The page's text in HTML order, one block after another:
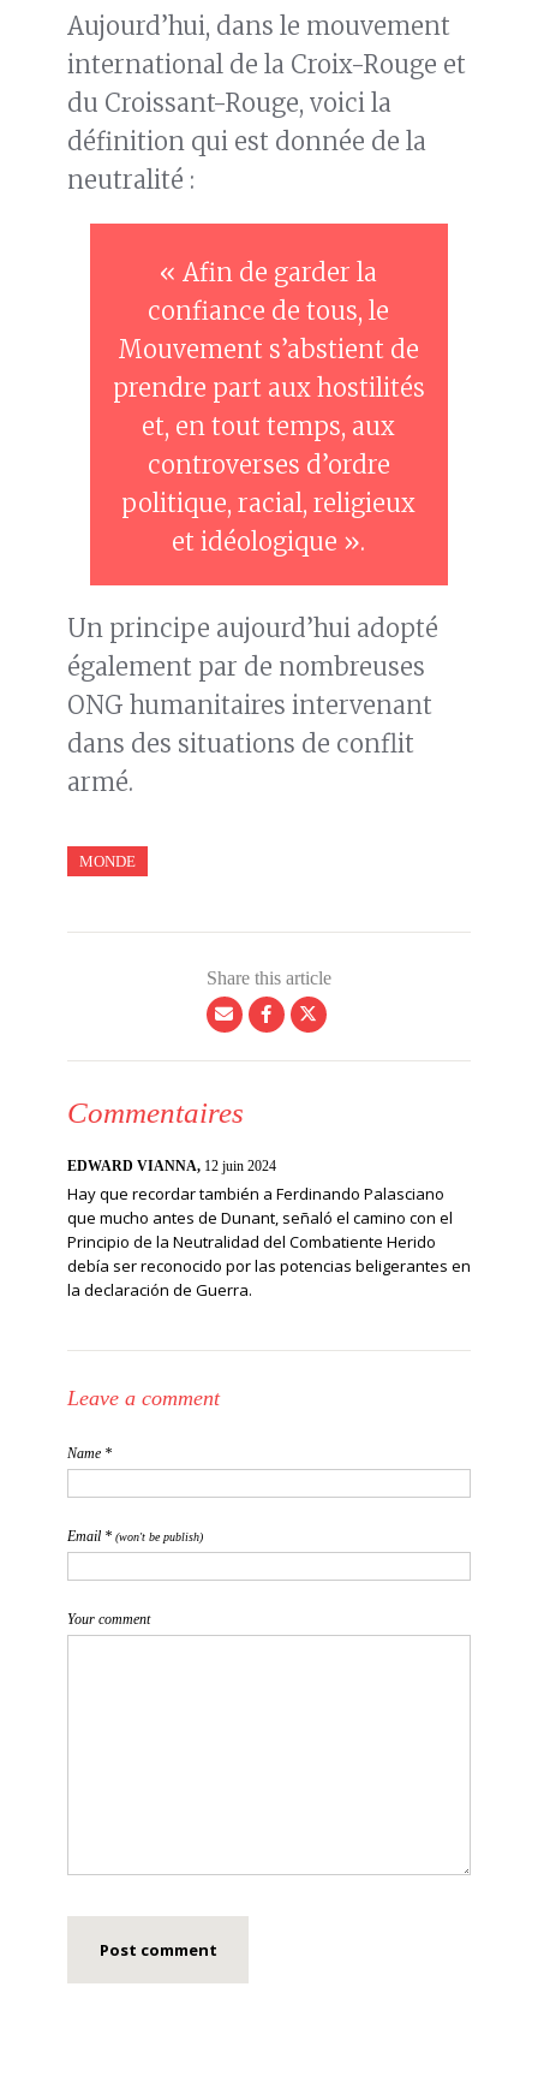
Aujourd’hui, dans le mouvement
international de la Croix-Rouge et
du Croissant-Rouge, voici la
définition qui est donnée de la
neutralité :
« Afin de garder la
confiance de tous, le
Mouvement s’abstient de
prendre part aux hostilités
et, en tout temps, aux
controverses d’ordre
politique, racial, religieux
et idéologique ».
Un principe aujourd’hui adopté
également par de nombreuses
ONG humanitaires intervenant
dans des situations de conflit
armé.
MONDE
Share this article
Commentaires
EDWARD VIANNA, 12 juin 2024
Hay que recordar también a Ferdinando Palasciano
que mucho antes de Dunant, señaló el camino con el
Principio de la Neutralidad del Combatiente Herido
debía ser reconocido por las potencias beligerantes en
la declaración de Guerra.
Leave a comment
Name *
Email * (won't be publish)
Your comment